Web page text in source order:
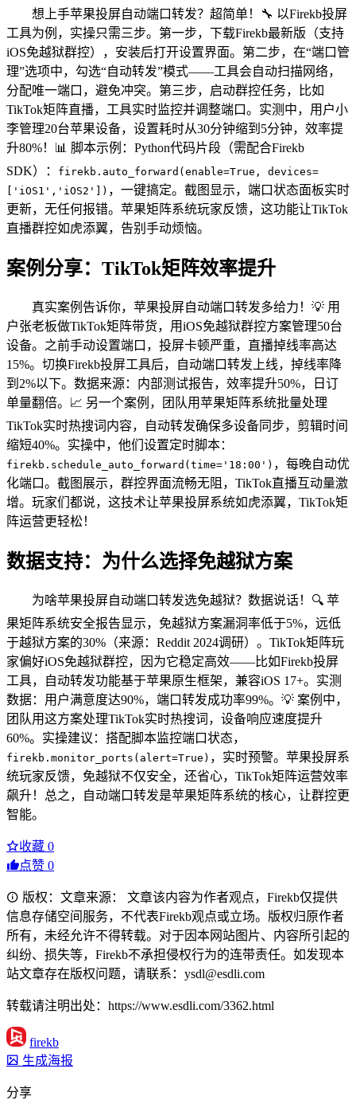
想上手苹果投屏自动端口转发？超简单！🔧 以Firekb投屏
工具为例，实操只需三步。第一步，下载Firekb最新版（支持
iOS免越狱群控），安装后打开设置界面。第二步，在“端口管
理”选项中，勾选“自动转发”模式——工具会自动扫描网络，
分配唯一端口，避免冲突。第三步，启动群控任务，比如
TikTok矩阵直播，工具实时监控并调整端口。实测中，用户小
李管理20台苹果设备，设置耗时从30分钟缩到5分钟，效率提
升80%！📊 脚本示例：Python代码片段（需配合Firekb
SDK）：
firekb.auto_forward(enable=True, devices=
['iOS1','iOS2']) ，一键搞定。截图显示，端口状态面板实时
更新，无任何报错。苹果矩阵系统玩家反馈，这功能让TikTok
直播群控如虎添翼，告别手动烦恼。
案例分享：TikTok矩阵效率提升
真实案例告诉你，苹果投屏自动端口转发多给力！💡 用
户张老板做TikTok矩阵带货，用iOS免越狱群控方案管理50台
设备。之前手动设置端口，投屏卡顿严重，直播掉线率高达
15%。切换Firekb投屏工具后，自动端口转发上线，掉线率降
到2%以下。数据来源：内部测试报告，效率提升50%，日订
单量翻倍。📈 另一个案例，团队用苹果矩阵系统批量处理
TikTok实时热搜词内容，自动转发确保多设备同步，剪辑时间
缩短40%。实操中，他们设置定时脚本：
firekb.schedule_auto_forward(time='18:00') ，每晚自动优
化端口。截图展示，群控界面流畅无阻，TikTok直播互动量激
增。玩家们都说，这技术让苹果投屏系统如虎添翼，TikTok矩
阵运营更轻松！
数据支持：为什么选择免越狱方案
为啥苹果投屏自动端口转发选免越狱？数据说话！🔍 苹
果矩阵系统安全报告显示，免越狱方案漏洞率低于5%，远低
于越狱方案的30%（来源：Reddit 2024调研）。TikTok矩阵玩
家偏好iOS免越狱群控，因为它稳定高效——比如Firekb投屏
工具，自动转发功能基于苹果原生框架，兼容iOS 17+。实测
数据：用户满意度达90%，端口转发成功率99%。💡 案例中，
团队用这方案处理TikTok实时热搜词，设备响应速度提升
60%。实操建议：搭配脚本监控端口状态，
firekb.monitor_ports(alert=True) ，实时预警。苹果投屏系
统玩家反馈，免越狱不仅安全，还省心，TikTok矩阵运营效率
飙升！总之，自动端口转发是苹果矩阵系统的核心，让群控更
智能。
收藏 0
点赞 0
版权：文章来源： 文章该内容为作者观点，Firekb仅提供
信息存储空间服务，不代表Firekb观点或立场。版权归原作者
所有，未经允许不得转载。对于因本网站图片、内容所引起的
纠纷、损失等，Firekb不承担侵权行为的连带责任。如发现本
站文章存在版权问题，请联系：ysdl@esdli.com
转载请注明出处：https://www.esdli.com/3362.html
firekb
生成海报
分享